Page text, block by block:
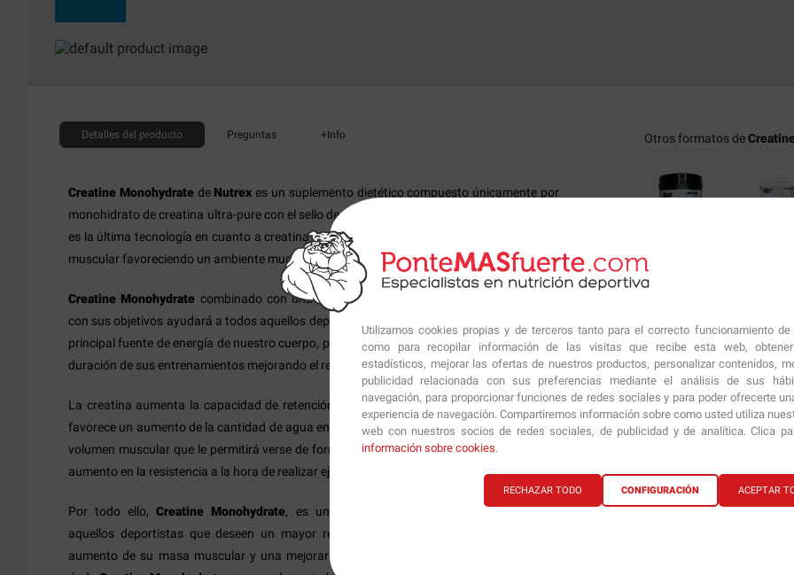
Utilizamos cookies propias y de terceros tanto para el correcto funcionamiento
como para recopilar información de las visitas que recibe esta web,
estadísticos, mejorar las ofertas de nuestros productos, personalizar contenidos,
publicidad relacionada con sus preferencias mediante el análisis de sus
navegación, para proporcionar funciones de redes sociales y para poder ofrecerte
experiencia de navegación. Compartiremos información sobre como usted utiliza
web con nuestros socios de redes sociales, de publicidad y de analítica. Clica
información sobre cookies.
ACEPTAR
RECHAZAR TODO CONFIGURACIÓN
Detalles del producto Preguntas +Info
Creatine Monohydratede Nutrex es un suplemento dietético compuesto únicamente por
monohidrato de creatina ultra-pure con el sello de calidad Creapure. La Creatina Creapure
es la última tecnología en cuanto a creatina se refiere que le permitirá aumentar su masa
muscular favoreciendo un ambiente mucho más anabólico.
Creatine Monohydrate combinado con una actividad física intensa y una dieta acorde
con sus objetivos ayudará a todos aquellos deportistas a mejorar la recuperación del ATP,
principal fuente de energía de nuestro cuerpo, permitiendo así aumentar la intensidad y la
duración de sus entrenamientos mejorando el rendimiento físico y también la fuerza.
La creatina aumenta la capacidad de retención de agua de forma intramuscular lo que
favorece un aumento de la cantidad de agua en sus músculos consiguiendo así un mayor
volumen muscular que le permitirá verse de forma más grande y estética a la vez que un
aumento en la resistencia a la hora de realizar ejercicios de mucha intensidad
Por todo ello, Creatine Monohydrate, es un suplemento imprescindible para todos
aquellos deportistas que deseen un mayor rendimiento físico ya que le facilitará un
aumento de su masa muscular y una mejorar de la fuerza y la potencia muscular. Sin
Otros formatos de
38.90€